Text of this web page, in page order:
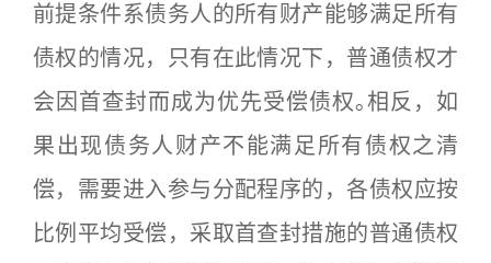
前提条件系债务人的所有财产能够满足所有
债权的情况，只有在此情况下，普通债权才
会因首查封而成为优先受偿债权｡相反，如
果出现债务人财产不能满足所有债权之清
偿，需要进入参与分配程序的，各债权应按
比例平均受偿，采取首查封措施的普通债权